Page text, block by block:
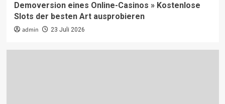
Demoversion eines Online-Casinos » Kostenlose
Slots der besten Art ausprobieren
admin 23 Juli 2026